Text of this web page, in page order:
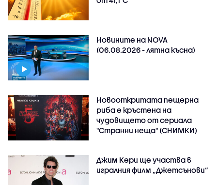
Новините на NOVA
(06.08.2026 - лятна късна)
Новооткритата пещерна
риба е кръстена на
чудовището от сериала
"Странни неща" (СНИМКИ)
Джим Кери ще участва в
игралния филм „Джетсънови“